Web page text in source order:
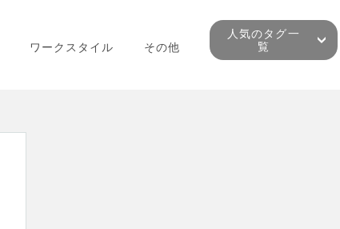
ワークスタイル その他
人気のタグ一
覧